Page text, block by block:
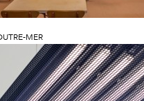
MER